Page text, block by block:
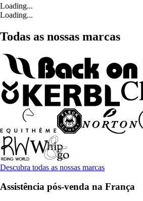
Loading...
Loading...
Todas as nossas marcas
Descubra todas as nossas marcas
Assistência pós-venda na França